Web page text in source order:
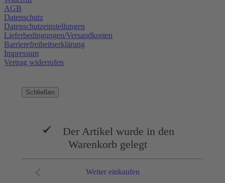
AGB
Datenschutz
Datenschutzeinstellungen
Lieferbedingungen/Versandkosten
Barrierefreiheitserklärung
Impressum
Vertrag widerrufen
Schließen
Der Artikel wurde in den
Warenkorb gelegt
Weiter einkaufen